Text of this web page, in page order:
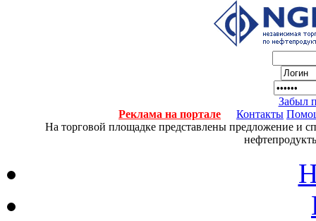
Забыл
Реклама на портале
Контакты
На торговой площадке представлены предложение и